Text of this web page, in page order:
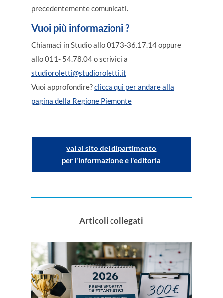
precedentemente comunicati.
Vuoi più informazioni ?
Chiamaci in Studio allo 0173-36.17.14 oppure
allo 011- 54.78.04 o scrivici a
studioroletti@studioroletti.it
Vuoi approfondire?clicca qui per andare alla
pagina della Regione Piemonte
vai al sito del dipartimento
per l'informazione e l'editoria
Articoli collegati